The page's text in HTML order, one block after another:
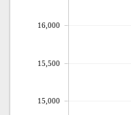
15,000
15,500
16,000